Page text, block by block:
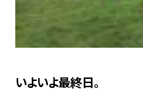
いよいよ最終日。